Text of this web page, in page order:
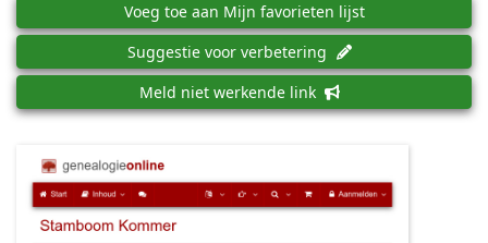
Voeg toe aan Mijn favorieten lijst
Suggestie voor verbetering
Meld niet werkende link